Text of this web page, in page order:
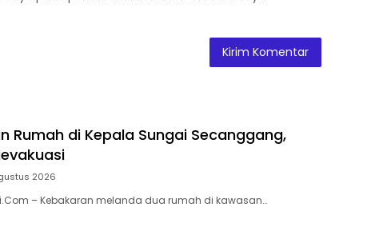
Rumah di Kepala Sungai Secanggang,
2026
– Kebakaran melanda dua rumah di kawasan…